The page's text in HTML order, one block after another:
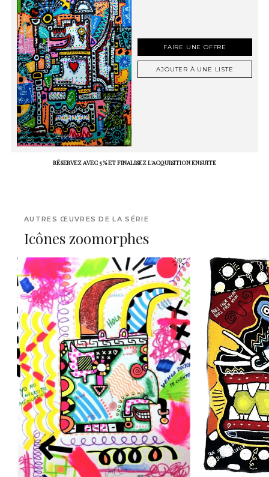
FAIRE UNE OFFRE
AJOUTER À UNE LISTE
RÉSERVEZ AVEC 5 % ET FINALISEZ L'ACQUISITION ENSUITE
AUTRES ŒUVRES DE LA SÉRIE
Icônes zoomorphes